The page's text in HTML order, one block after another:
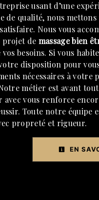
usant d’une
de qualité, nous
Nous vous
projet de massage bien
vos besoins. Si vous
disposition pour
nécessaires à votre
métier est avant
avec vous renforce
Toute notre équipe
propreté et rigueur.
EN